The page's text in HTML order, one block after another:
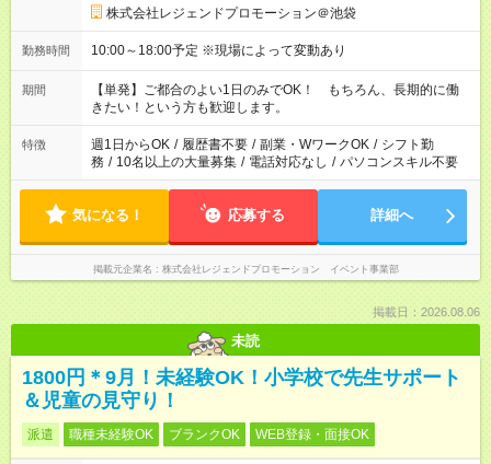
株式会社レジェンドプロモーション＠池袋
勤務時間 10:00～18:00予定 ※現場によって変動あり
期間
【単発】ご都合のよい1日のみでOK！ もちろん、長期的に働
きたい！という方も歓迎します。
特徴 週1日からOK / 履歴書不要 / 副業・WワークOK / シフト勤
務 / 10名以上の大量募集 / 電話対応なし / パソコンスキル不要
気になる！ 応募する 詳細へ
掲載元企業名 株式会社レジェンドプロモーション イベント事業部
掲載日：2026.08.06
未読
1800円＊9月！未経験OK！小学校で先生サポート
＆児童の見守り！
派遣 職種未経験OK ブランクOK WEB登録・面接OK